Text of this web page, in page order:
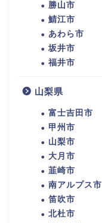
勝山市
鯖江市
あわら市
坂井市
福井市
山梨県
富士吉田市
甲州市
山梨市
大月市
韮崎市
南アルプス市
笛吹市
北杜市